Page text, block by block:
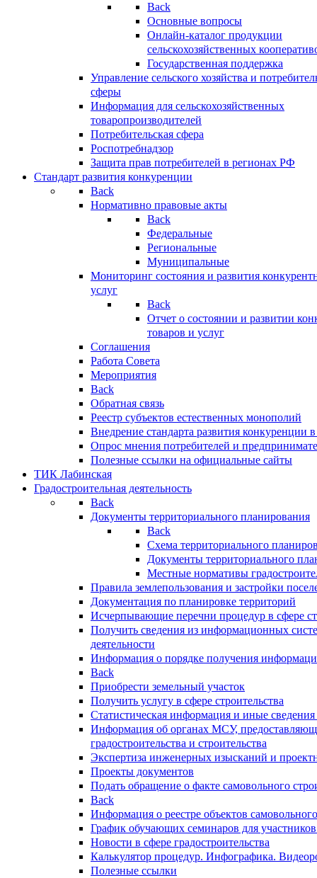
Back
Основные вопросы
Онлайн-каталог продукции
сельскохозяйственных
Государственная поддержка
Управление сельского хозяйства и
сферы
Информация для сельскохозяйственных
товаропроизводителей
Потребительская сфера
Роспотребнадзор
Защита прав потребителей в регионах РФ
Стандарт развития конкуренции
Back
Нормативно правовые акты
Back
Федеральные
Региональные
Муниципальные
Мониторинг состояния и развития
услуг
Back
Отчет о состоянии и развитии
товаров и услуг
Соглашения
Работа Совета
Мероприятия
Back
Обратная связь
Реестр субъектов естественных монополий
Внедрение стандарта развития конкуренции
Опрос мнения потребителей и
Полезные ссылки на официальные сайты
ТИК Лабинская
Градостроительная деятельность
Back
Документы территориального планирования
Back
Схема территориального
Документы территориального
Местные нормативы
Правила землепользования и застройки
Документация по планировке территорий
Исчерпывающие перечни процедур в сфере
Получить сведения из информационных
деятельности
Информация о порядке получения
Back
Приобрести земельный участок
Получить услугу в сфере строительства
Статистическая информация и иные сведения
Информация об органах МСУ,
градостроительства и строительства
Экспертиза инженерных изысканий и
Проекты документов
Подать обращение о факте самовольного
Back
Информация о реестре объектов
График обучающих семинаров для участников
Новости в сфере градостроительства
Калькулятор процедур. Инфографика.
Полезные ссылки